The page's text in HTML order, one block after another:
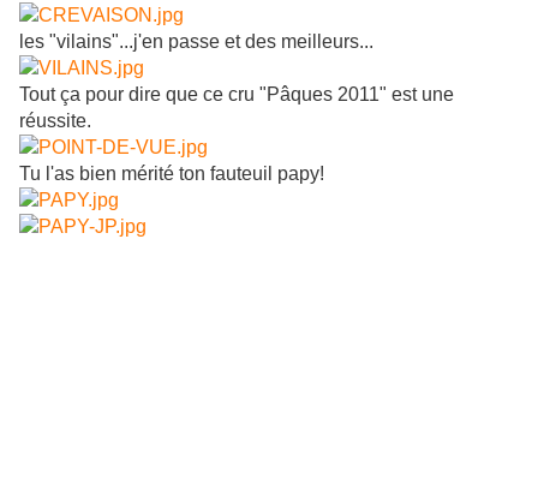
les "vilains"...j'en passe et des meilleurs...
Tout ça pour dire que ce cru "Pâques 2011" est une
réussite.
Tu l'as bien mérité ton fauteuil papy!